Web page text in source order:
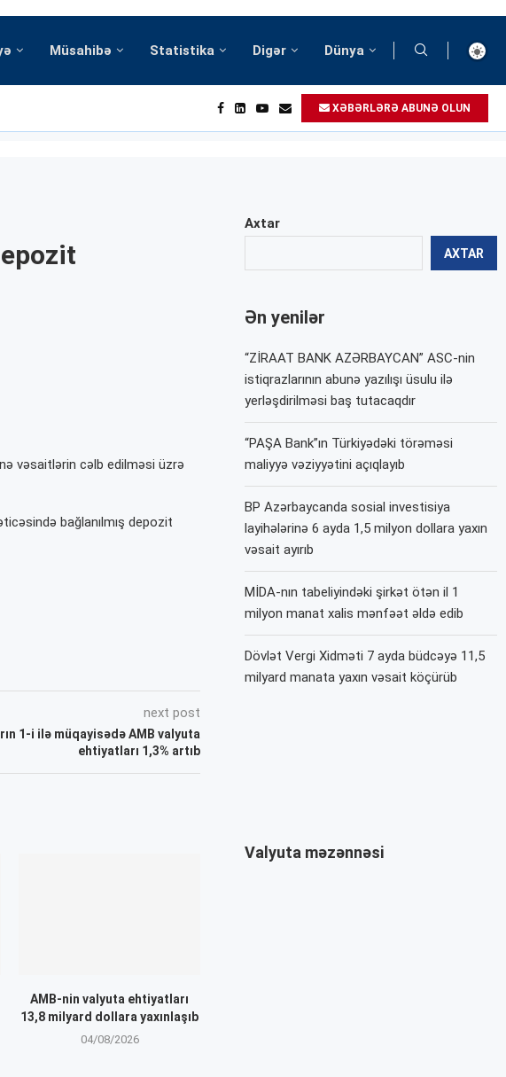
Müsahibə Statistika Digər Dünya
XƏBƏRLƏRƏ ABUNƏ OLUN
vəsaitlərin cəlb edilməsi üzrə
bağlanılmış depozit
next post
1-i ilə müqayisədə AMB valyuta
ehtiyatları 1,3% artıb
AMB-nin valyuta ehtiyatları
13,8 milyard dollara yaxınlaşıb
04/08/2026
Axtar
AXTAR
Ən yenilər
“ZİRAAT BANK AZƏRBAYCAN” ASC-nin
istiqrazlarının abunə yazılışı üsulu ilə
yerləşdirilməsi baş tutacaqdır
“PAŞA Bank”ın Türkiyədəki törəməsi
maliyyə vəziyyətini açıqlayıb
BP Azərbaycanda sosial investisiya
layihələrinə 6 ayda 1,5 milyon dollara yaxın
vəsait ayırıb
MİDA-nın tabeliyindəki şirkət ötən il 1
milyon manat xalis mənfəət əldə edib
Dövlət Vergi Xidməti 7 ayda büdcəyə 11,5
milyard manata yaxın vəsait köçürüb
Valyuta məzənnəsi